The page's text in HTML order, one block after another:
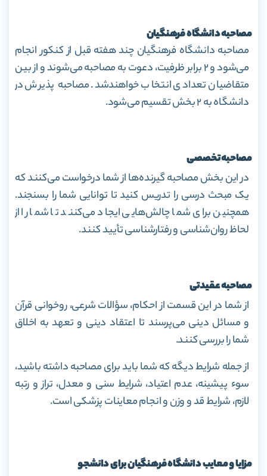
مصاحبه دانشگاه فرهنگیان
مصاحبه دانشگاه فرهنگیان چند هفته قبل از کنکور انجام
می‌شود و ۲ برابر ظرفیت، دعوت به مصاحبه می‌شوند و از بین
متقاضیان تعدادی انتخاب خواهندشد. مصاحبه‌ پذیرش در
دانشگاه به ۲ بخش تقسیم می‌شود.
مصاحبه تخصصی
در این بخش مصاحبه گیرنده‌ها از شما درخواست می‌کنند که
یک مبحث درسی را تدریس کنید تا توانایی شما را بسنجند.
همچنین برای شما چالش‌هایی ایجاد می‌کنند تا شما را از
لحاظ روان‌شناسی و رفتارشناسی تأیید کنند.
مصاحبه عقیدتی
از شما در این قسمت از احکام، سؤالات شرعی، روخوانی قرآن
و مسائل دینی می‌پرسند تا اعتقاد دینی و تعهد به اخلاق
شما را بررسی کنند.
از جمله شرایط دیگه که شما باید برای مصاحبه داشته باشید،
سوء پیشینه، عدم اعتیاد، شرایط سنی و معدل، تراز و رتبه
لازم، شرایط قد و وزن و انجام معاینات پزشکی است.
مزایا و معایب دانشگاه فرهنگیان برای دانشجو